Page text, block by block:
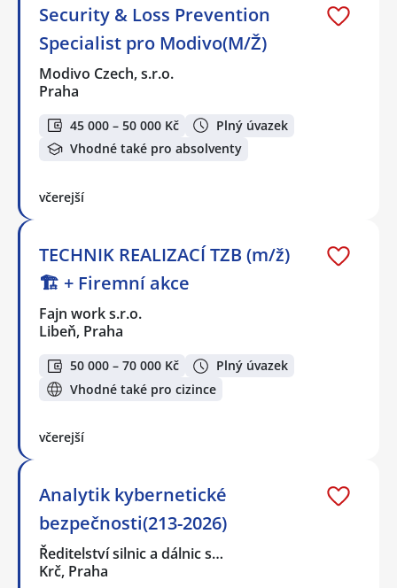
Security & Loss Prevention
Specialist pro Modivo(M/Ž)
Modivo Czech, s.r.o.
Praha
45 000 – 50 000 Kč
Plný úvazek
Vhodné také pro absolventy
včerejší
TECHNIK REALIZACÍ TZB (m/ž)
🏗️ + Firemní akce
Fajn work s.r.o.
Libeň, Praha
50 000 – 70 000 Kč
Plný úvazek
Vhodné také pro cizince
včerejší
Analytik kybernetické
bezpečnosti(213-2026)
Ředitelství silnic a dálnic s…
Krč, Praha